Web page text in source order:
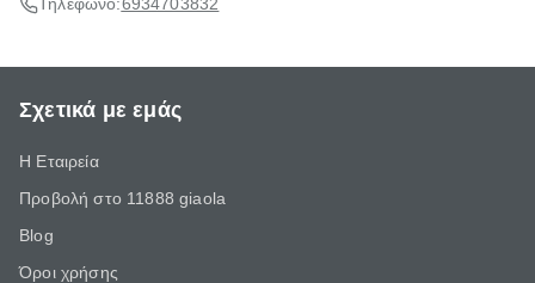
Σχετικά με εμάς
Η Εταιρεία
Προβολή στο 11888 giaola
Blog
Όροι χρήσης